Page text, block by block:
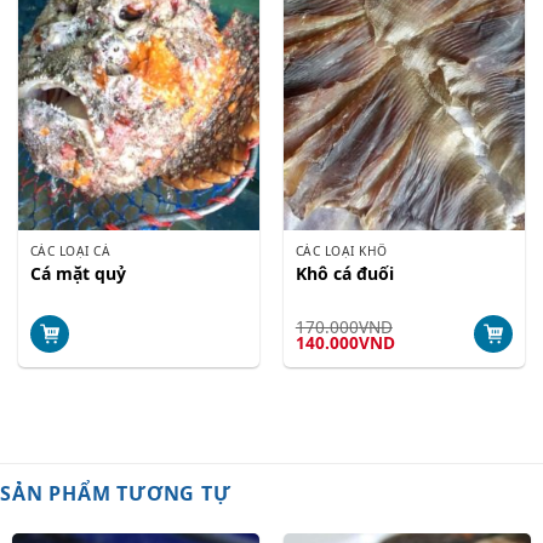
CÁC LOẠI CÁ
Cá mặt quỷ
CÁC LOẠI KHÔ
Khô cá đuối
170.000VND
Giá
gốc
là:
140.000VNDGiá
tại
SẢN PHẨM TƯƠNG TỰ